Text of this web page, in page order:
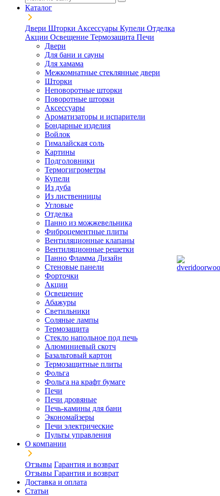
Каталог
Двери Шторки Аксессуары Купели Отделка
Акции Освещение Термозащита Печи
Двери
Для бани и сауны
Для хамама
Межкомнатные стеклянные двери
Шторки
Неповоротные шторки
Поворотные шторки
Аксессуары
Ароматизаторы и испарители
Бондарные изделия
Войлок
Гималайская соль
Картины
Подголовники
Термогигрометры
Купели
Из дуба
Из лиственницы
Угловые
Отделка
Панно из можжевельника
Фиброцементные плиты
Вентиляционные клапаны
Вентиляционные решетки
Панно Фламма Дизайн
Стеновые панели
Форточки
Акции
Освещение
Абажуры
Светильники
Соляные лампы
Термозащита
Стекло напольное под печь
Алюминиевый скотч
Базальтовый картон
Термозащитные плиты
Фольга
Фольга на крафт бумаге
Печи
Печи дровяные
Печь-камины для бани
Экономайзеры
Печи электрические
Пульты управления
О компании
Отзывы Гарантия и возврат
Отзывы Гарантия и возврат
Доставка и оплата
Статьи